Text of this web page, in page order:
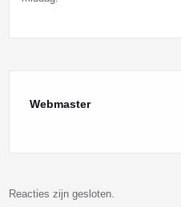
Webmaster
Reacties zijn gesloten.